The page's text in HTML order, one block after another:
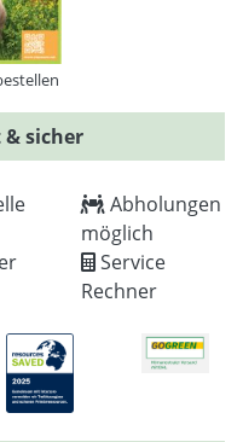
& sicher
Abholungen
möglich
Service
Rechner